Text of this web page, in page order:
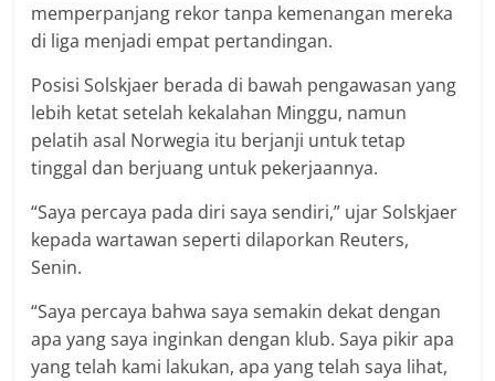
memperpanjang rekor tanpa kemenangan mereka
di liga menjadi empat pertandingan.
Posisi Solskjaer berada di bawah pengawasan yang
lebih ketat setelah kekalahan Minggu, namun
pelatih asal Norwegia itu berjanji untuk tetap
tinggal dan berjuang untuk pekerjaannya.
“Saya percaya pada diri saya sendiri,” ujar Solskjaer
kepada wartawan seperti dilaporkan Reuters,
Senin.
“Saya percaya bahwa saya semakin dekat dengan
apa yang saya inginkan dengan klub. Saya pikir apa
yang telah kami lakukan, apa yang telah saya lihat,